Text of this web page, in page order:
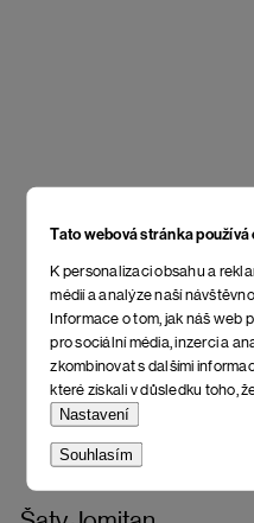
Tato webová stránka používá
K personalizaci obsahu a
médií a analýze naší
Informace o tom, jak náš web
pro sociální média, inzerci a
zkombinovat s dalšími
které získali v důsledku toho,
Nastavení
Souhlasím